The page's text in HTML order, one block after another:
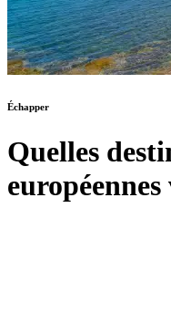
Échapper
Quelles